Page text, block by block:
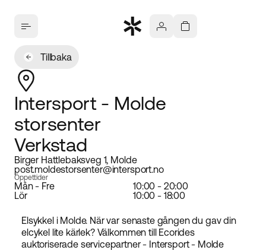
Tillbaka
Intersport - Molde
storsenter
Verkstad
Birger Hattlebaksveg 1, Molde
post.moldestorsenter@intersport.no
Öppettider
Mån - Fre
10:00 - 20:00
Lör
10:00 - 18:00
Elsykkel i Molde. När var senaste gången du gav din
elcykel lite kärlek? Välkommen till Ecorides
auktoriserade servicepartner - Intersport - Molde